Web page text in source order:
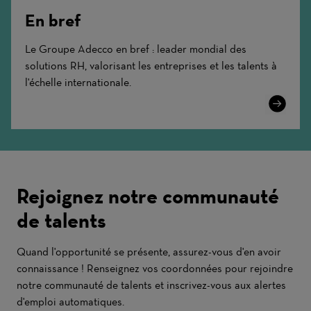
En bref
Le Groupe Adecco en bref : leader mondial des
solutions RH, valorisant les entreprises et les talents à
l'échelle internationale.
Learn
Rejoignez notre communauté
de talents
Quand l'opportunité se présente, assurez-vous d'en avoir
connaissance ! Renseignez vos coordonnées pour rejoindre
notre communauté de talents et inscrivez-vous aux alertes
d'emploi automatiques.